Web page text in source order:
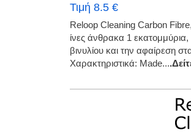
Τιμή 8.5 €
Reloop Cleaning Carbon
ίνες άνθρακα 1 εκατομμύρια,
βινυλίου και την αφαίρεση
Χαρακτηριστικά: Made...